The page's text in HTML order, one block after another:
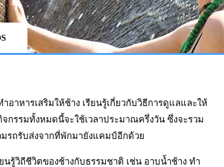
อาหารเสริมให้ช้าง เรียนรู้เกี่ยวกับวิธีการดูแลและให้
กรรมทั้งหมดนี้จะใช้เวลาประมาณครึ่งวัน ซึ่งจะรวม
มรถรับส่งจากที่พักมายังแคมป์อีกด้วย
รู้วิถีชีวิตของช้างกับธรรมชาติ เช่น อาบน้ำช้าง ทำ